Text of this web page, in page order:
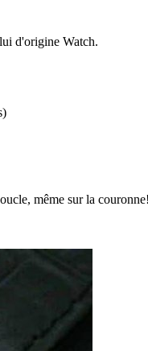
d'origine Watch.
même sur la couronne!